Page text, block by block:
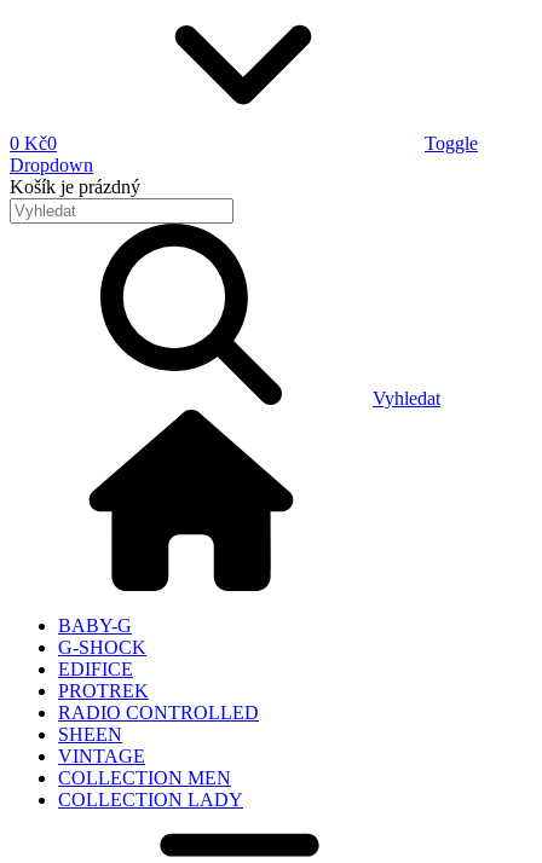
0 Kč0
Toggle
Dropdown
Košík je prázdný
Vyhledat
BABY-G
G-SHOCK
EDIFICE
PROTREK
RADIO CONTROLLED
SHEEN
VINTAGE
COLLECTION MEN
COLLECTION LADY